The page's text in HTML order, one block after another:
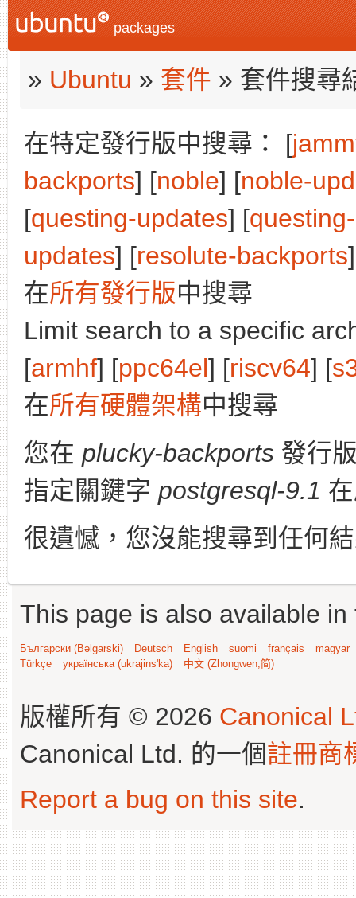
packages
» Ubuntu » 套件 » 套件搜尋
在特定發行版中搜尋： [
backports] [noble] [noble-
[questing-updates] [
updates] [resolute-backports
在所有發行版中搜尋
Limit search to a specific
[armhf] [ppc64el] [riscv64] [
在所有硬體架構中搜尋
您在 plucky-backports 發行
指定關鍵字 postgresql-9.1
很遺憾，您沒能搜尋到任何
This page is also available
Български (Bəlgarski) Deutsch English suomi français
magyar
Türkçe
українська (ukrajins'ka) 中文 (Zhongwen,简)
版權所有 © 2026 Canonical
Canonical Ltd. 的一個註冊商
Report a bug on this site.